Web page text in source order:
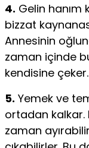
4. Gelin hanım
bizzat
Annesinin
zaman içinde
kendisine
5. Yemek ve
ortadan kalkar.
zaman